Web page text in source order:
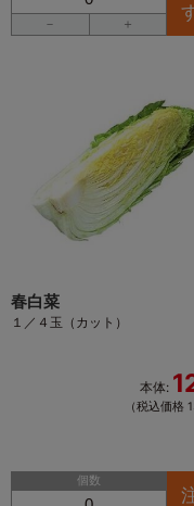
－ ＋
春白菜
１／４玉（カット）
本体:
（税込価格
個数